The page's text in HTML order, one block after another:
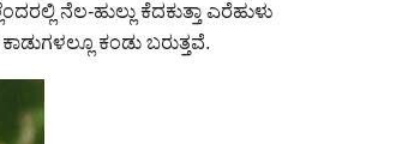
ನೆಲ-ಹುಲ್ಲು ಕೆದಕುತ್ತಾ ಎರೆಹುಳು
ಕಂಡು ಬರುತ್ತವೆ.